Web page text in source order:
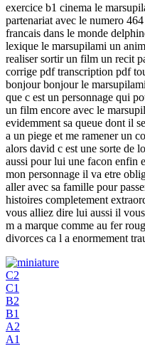
exercice b1 cinema le
partenariat avec le numero
francais dans le monde
lexique le marsupilami un
realiser sortir un film un recit
corrige pdf transcription pdf
bonjour bonjour le
que c est un personnage qui
un film encore avec le
evidemment sa queue dont il
a un piege et me ramener un
alors david c est une sorte de
aussi pour lui une facon enfin
mon personnage il va etre
aller avec sa famille pour
histoires completement
vous alliez dire lui aussi il
m a marque comme au fer
divorces ca l a enormement
C2
C1
B2
B1
A2
A1